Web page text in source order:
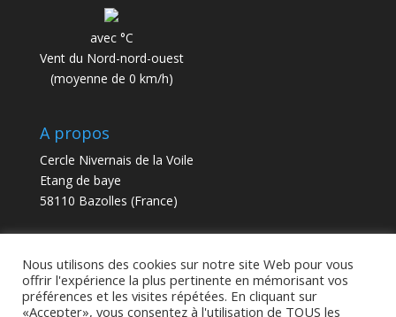
avec °C
Vent du Nord-nord-ouest
(moyenne de 0 km/h)
A propos
Cercle Nivernais de la Voile
Etang de baye
58110 Bazolles (France)
Nous utilisons des cookies sur notre site Web pour vous
offrir l'expérience la plus pertinente en mémorisant vos
préférences et les visites répétées. En cliquant sur
«Accepter», vous consentez à l'utilisation de TOUS les